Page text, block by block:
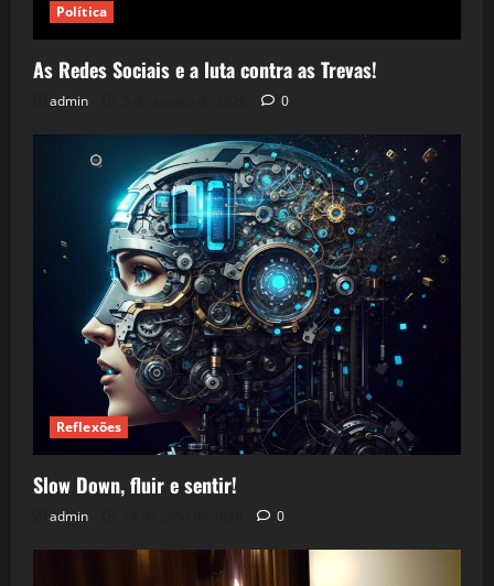
Política
As Redes Sociais e a luta contra as Trevas!
admin 0
Reflexões
Slow Down, fluir e sentir!
admin 0